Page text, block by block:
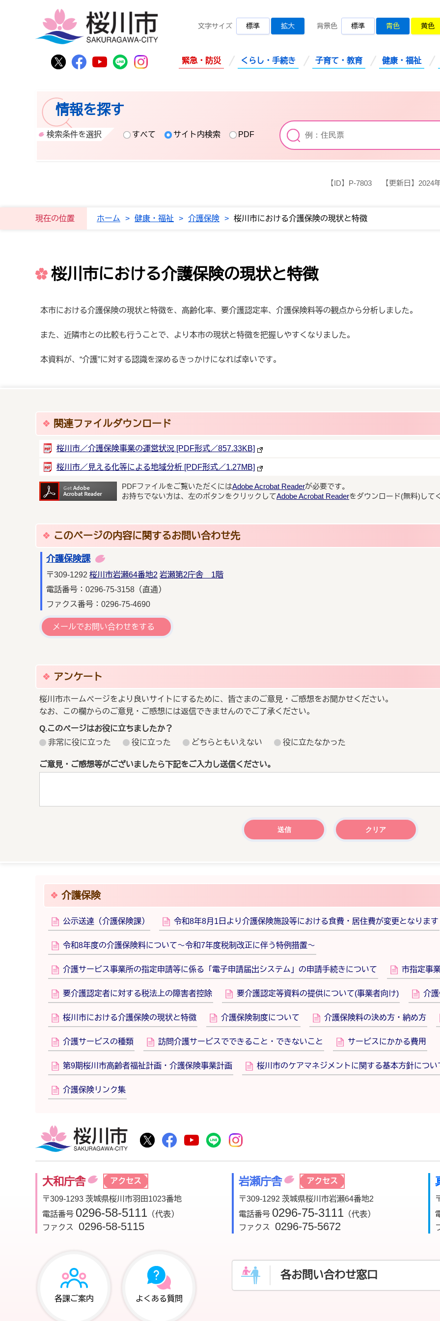
桜川市公式Twitter
桜川市公式Facebook
桜川市公式YouTube
桜川市公式LINE
Instagram
文字サイズ 標準 拡大 背景色 標準 青色 黄色
緊急・防災 くらし・手続き 子育て・教育 健康・福祉
情報を探す
検索条件を選択 すべて サイト内検索 PDF
【ID】 P-7803 【更新日】 2024
現在の位置 ホーム > 健康・福祉 > 介護保険 > 桜川市における介護保険の現状と特徴
桜川市における介護保険の現状と特徴
本市における介護保険の現状と特徴を、高齢化率、要介護認定率、介護保険料等の観点から分析しました。
また、近隣市との比較も行うことで、より本市の現状と特徴を把握しやすくなりました。
本資料が、“介護”に対する認識を深めるきっかけになれば幸いです。
関連ファイルダウンロード
桜川市／介護保険事業の運営状況 [PDF形式／857.33KB]
桜川市／見える化等による地域分析 [PDF形式／1.27MB]
PDFファイルをご覧いただくにはAdobe Acrobat Readerが必要です。
お持ちでない方は、左のボタンをクリックしてAdobe Acrobat Readerをダウンロード(無料)して
このページの内容に関するお問い合わせ先
介護保険課
〒309-1292 桜川市岩瀬64番地2 岩瀬第2庁舎 1階
電話番号：0296‐75‐3158（直通）
ファクス番号：0296-75-4690
メールでお問い合わせをする
アンケート
桜川市ホームページをより良いサイトにするために、皆さまのご意見・ご感想をお聞かせください。
なお、この欄からのご意見・ご感想には返信できませんのでご了承ください。
Q.このページはお役に立ちましたか？
非常に役に立った
役に立った どちらともいえない 役に立たなかった
ご意見・ご感想等がございましたら下記をご入力し送信ください。
介護保険
公示送達（介護保険課） 令和8年8月1日より介護保険施設等における食費・居住費が変更となります
令和8年度の介護保険料について～令和7年度税制改正に伴う特例措置～
介護サービス事業所の指定申請等に係る「電子申請届出システム」の申請手続きについて 市指定事
要介護認定者に対する税法上の障害者控除 要介護認定等資料の提供について(事業者向け) 介
桜川市における介護保険の現状と特徴 介護保険制度について 介護保険料の決め方・納め方
介護サービスの種類 訪問介護サービスでできること・できないこと サービスにかかる費用
第9期桜川市高齢者福祉計画・介護保険事業計画 桜川市のケアマネジメントに関する基本方針につい
介護保険リンク集
桜川市公式Twitter
桜川市公式Facebook
桜川市公式YouTube
桜川市公式LINE
大和庁舎 アクセス
〒309-1293 茨城県桜川市羽田1023番地
電話番号 0296-58-5111 （代表）
ファクス
0296-58-5115
岩瀬庁舎 アクセス
〒309-1292 茨城県桜川市岩瀬64番地2
電話番号 0296-75-3111 （代表）
ファクス
0296-75-5672
各課ご案内 よくある質問
各お問い合わせ窓口